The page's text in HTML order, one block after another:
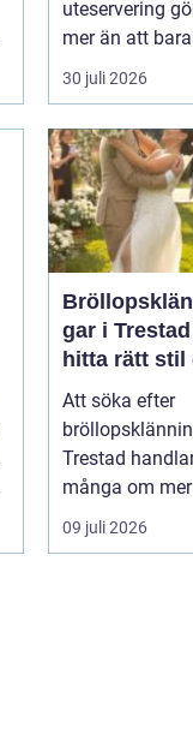
uteservering
mer än att
skugga. Det
påverkar hur
gäs...
30 juli 2026
gar i
hitta rätt stil
passform
den stora
Att söka efter
Trestad
många om
09 juli 2026